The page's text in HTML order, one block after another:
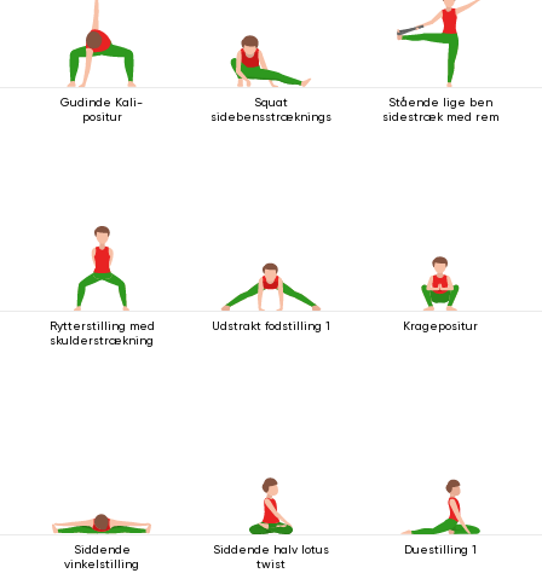
Gudinde Kali-
positur
Squat
sidebensstrækningsstilling
Stående lige ben
sidestræk med rem
Rytterstilling med
skulderstrækning
Udstrakt fodstilling 1 Kragepositur
Siddende
vinkelstilling
Siddende halv lotus
twist
Duestilling 1